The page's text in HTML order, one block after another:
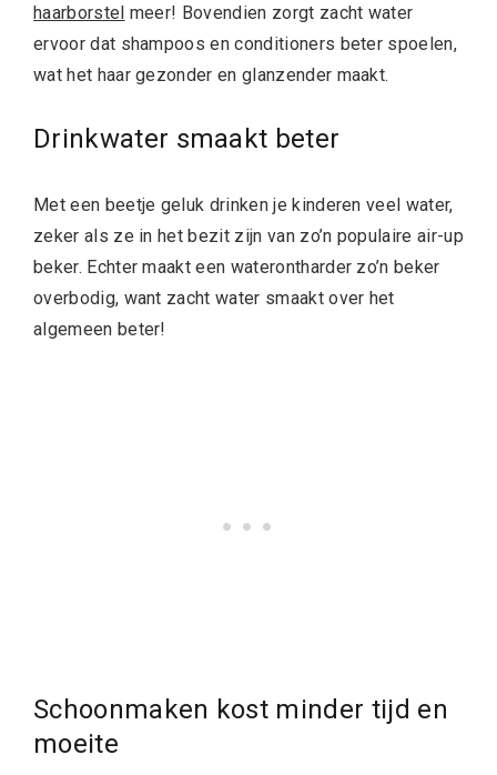
haarborstel meer! Bovendien zorgt zacht water
ervoor dat shampoos en conditioners beter spoelen,
wat het haar gezonder en glanzender maakt.
Drinkwater smaakt beter
Met een beetje geluk drinken je kinderen veel water,
zeker als ze in het bezit zijn van zo’n populaire air-up
beker. Echter maakt een waterontharder zo’n beker
overbodig, want zacht water smaakt over het
algemeen beter!
Schoonmaken kost minder tijd en
moeite